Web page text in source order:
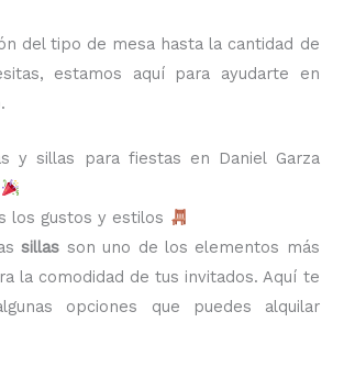
del tipo de mesa hasta la cantidad de
estamos aquí para ayudarte en
y sillas para fiestas en Daniel Garza
los gustos y estilos
sillas son uno de los elementos más
la comodidad de tus invitados. Aquí te
opciones que puedes alquilar